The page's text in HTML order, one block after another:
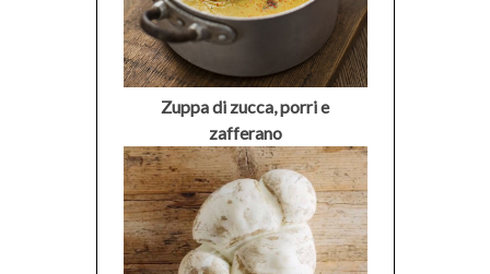
Zuppa di zucca, porri e
zafferano